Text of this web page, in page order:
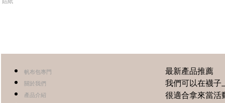
帆布包專門
關於我們
產品介紹
最新產品推薦
我們可以在襪子
很適合拿來當活